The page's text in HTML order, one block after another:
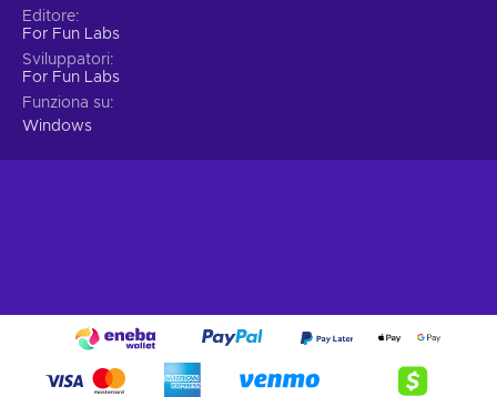
Editore
For Fun Labs
Sviluppatori
For Fun Labs
Funziona su
Windows